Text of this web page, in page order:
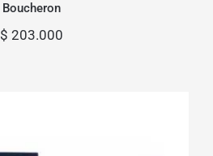
Boucheron
$ 203.000